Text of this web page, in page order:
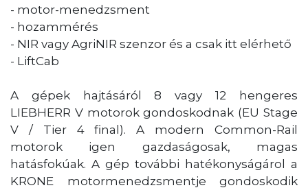
- motor-menedzsment
- hozammérés
- NIR vagy AgriNIR szenzor és a csak itt elérhető
- LiftCab
A gépek hajtásáról 8 vagy 12 hengeres
LIEBHERR V motorok gondoskodnak (EU Stage
V / Tier 4 final). A modern Common-Rail
motorok igen gazdaságosak, magas
hatásfokúak. A gép további hatékonyságárol a
KRONE motormenedzsmentje gondoskodik